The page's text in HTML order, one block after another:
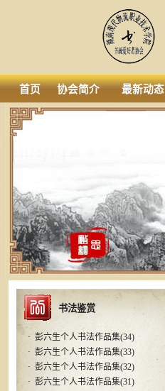
首页 协会简介 最新动态
书法鉴赏
· 彭六生个人书法作品集(34)
· 彭六生个人书法作品集(33)
· 彭六生个人书法作品集(32)
· 彭六生个人书法作品集(31)